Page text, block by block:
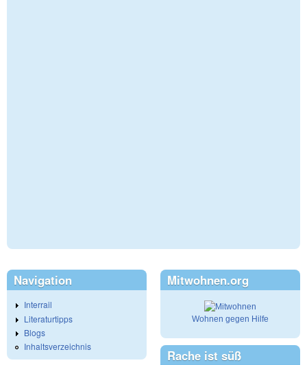
Navigation
Interrail
Literaturtipps
Blogs
Inhaltsverzeichnis
Mitwohnen.org
Wohnen gegen Hilfe
Rache ist süß